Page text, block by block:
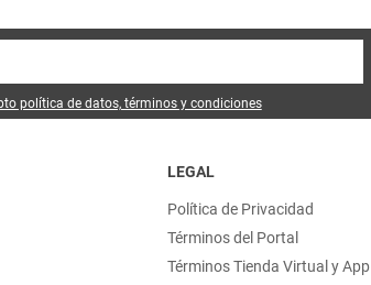
política de datos, términos y condiciones
LEGAL
Política de Privacidad
Términos del Portal
Términos Tienda Virtual y App